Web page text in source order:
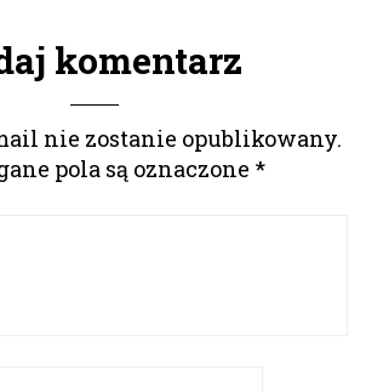
komentarz
nie zostanie opublikowany.
pola są oznaczone *